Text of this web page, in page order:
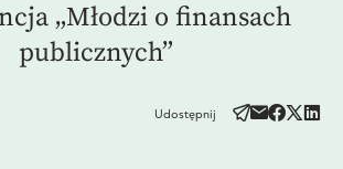
„Młodzi o finansach
publicznych”
Udostępnij